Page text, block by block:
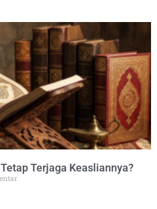
Terjaga Keasliannya?